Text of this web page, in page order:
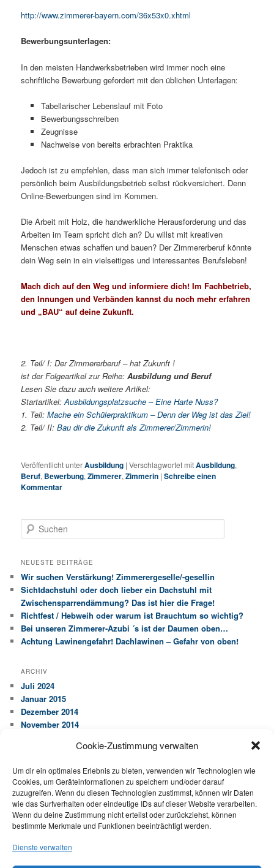
Cookie-Zustimmung verwalten
Um dir ein optimales Erlebnis zu bieten, verwenden wir Technologien wie
Cookies, um Geräteinformationen zu speichern und/oder darauf
zuzugreifen. Wenn du diesen Technologien zustimmst, können wir Daten
wie das Surfverhalten oder eindeutige IDs auf dieser Website verarbeiten.
Wenn du deine Zustimmung nicht erteilst oder zurückziehst, können
bestimmte Merkmale und Funktionen beeinträchtigt werden.
Dienste verwalten
http://www.zimmerer-bayern.com/36x53x0.xhtml
Bewerbungsunterlagen:
In den meisten Handwerksbetrieben wird immer noch eine
schriftliche Bewerbung gefordert mit den üblichen Unterlagen:
Tabellarischer Lebenslauf mit Foto
Bewerbungsschreiben
Zeugnisse
Nachweise von bereits erbrachten Praktika
Jedoch ist zu empfehlen, dass man sich immer telefonisch oder
persönlich beim Ausbildungsbetrieb selbst rückversichert. Denn
Online-Bewerbungen sind im Kommen.
Die Arbeit mit Holz, die handwerkliche Herausforderung und das
Arbeiten im Team spricht dich an? Du willst mit kreativen
Menschen etwas schaffen und bauen? Der Zimmererberuf könnte
dein Weg sein in ein vielseitiges und interessantes Berufsleben!
Mach dich auf den Weg und informiere dich! Im Fachbetrieb,
den Innungen und Verbänden kannst du noch mehr erfahren
und „BAU“ auf deine Zukunft.
2. Teil/ I: Der Zimmererberuf – hat Zukunft !
ist der Folgeartikel zur Reihe:Ausbildung und Beruf
Lesen Sie dazu auch weitere Artikel:
Startartikel:Ausbildungsplatzsuche – Eine Harte Nuss?
1. Teil:Mache ein Schülerpraktikum – Denn der Weg ist das Ziel!
2. Teil/ II:Bau dir die Zukunft als Zimmerer/Zimmerin!
Veröffentlicht unterAusbildung |Verschlagwortet mitAusbildung,
Beruf, Bewerbung,Zimmerer,Zimmerin |Schreibe einen
Kommentar
u
h
n
NEUESTE BEITRÄGE
Wir suchen Verstärkung! Zimmerergeselle/-gesellin
Sichtdachstuhl oder doch lieber ein Dachstuhl mit
Zwischensparrendämmung? Das ist hier die Frage!
Richtfest / Hebweih oder warum ist Brauchtum so wichtig?
Bei unseren Zimmerer-Azubi ´s ist der Daumen oben…
Achtung Lawinengefahr! Dachlawinen – Gefahr von oben!
ARCHIV
Juli 2024
Januar 2015
Dezember 2014
November 2014
Allgemein
Ausbildung
Dachfläche
Dachstuhl
Ideen